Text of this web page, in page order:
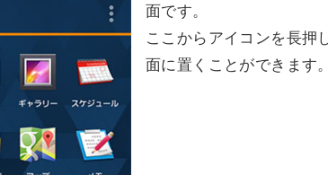
面です。
ここからアイコンを長押
面に置くことができます。